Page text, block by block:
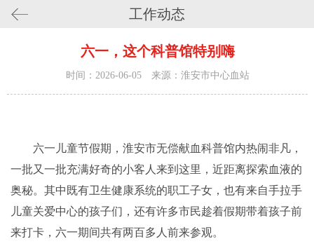
工作动态
六一，这个科普馆特别嗨
时间：2026-06-05 来源：淮安市中心血站
六一儿童节假期，淮安市无偿献血科普馆内热闹非凡，
一批又一批充满好奇的小客人来到这里，近距离探索血液的
奥秘。其中既有卫生健康系统的职工子女，也有来自手拉手
儿童关爱中心的孩子们，还有许多市民趁着假期带着孩子前
来打卡，六一期间共有两百多人前来参观。